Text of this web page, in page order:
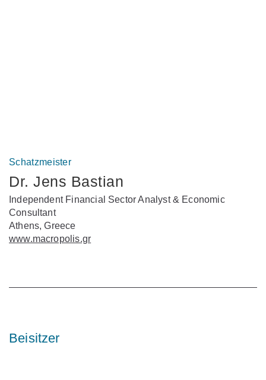
Schatzmeister
Dr. Jens Bastian
Independent Financial Sector Analyst & Economic
Consultant
Athens, Greece
www.macropolis.gr
Beisitzer